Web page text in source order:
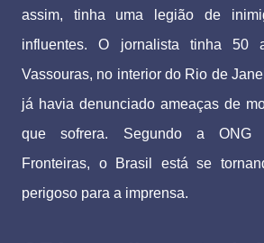
assim, tinha uma legião de
influentes. O jornalista tinha 50
Vassouras, no interior do Rio de
já havia denunciado ameaças de
que sofrera. Segundo a ONG
Fronteiras, o Brasil está se
perigoso para a imprensa.